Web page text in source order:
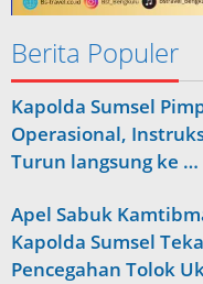
Berita Populer
Kapolda Sumsel
Operasional,
Turun langsung ke …
Apel Sabuk
Kapolda Sumsel
Pencegahan Tolok